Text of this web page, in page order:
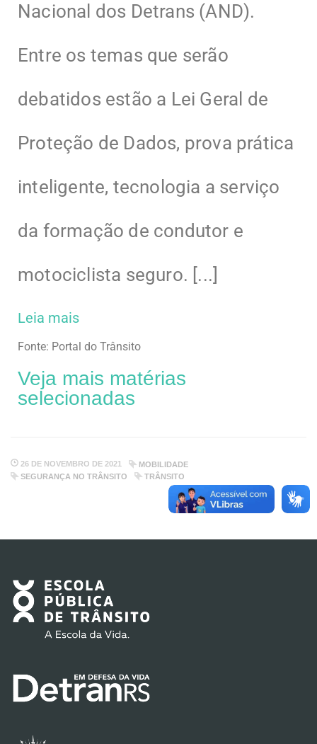
Nacional dos Detrans (AND).
Entre os temas que serão
debatidos estão a Lei Geral de
Proteção de Dados, prova prática
inteligente, tecnologia a serviço
da formação de condutor e
motociclista seguro. [...]
Leia mais
Fonte: Portal do Trânsito
Veja mais matérias
selecionadas
26 DE NOVEMBRO DE 2021
MOBILIDADE
SEGURANÇA NO TRÂNSITO
TRÂNSITO